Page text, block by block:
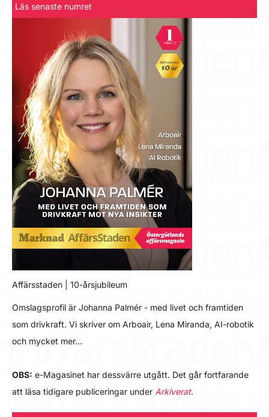
Läs senaste numret
Affärsstaden | 10-årsjubileum
Omslagsprofil är Johanna Palmér - med livet och framtiden
som drivkraft. Vi skriver om Arboair, Lena Miranda, AI-robotik
och mycket mer…
OBS: e-Magasinet har dessvärre utgått. Det går fortfarande
att läsa tidigare publiceringar under Arkiverat.